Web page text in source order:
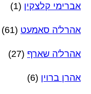
אברימי קלצקין (1)
אהרל'ה סאמעט (61)
אהרל'ה שארף (27)
אהרן ברוין (6)